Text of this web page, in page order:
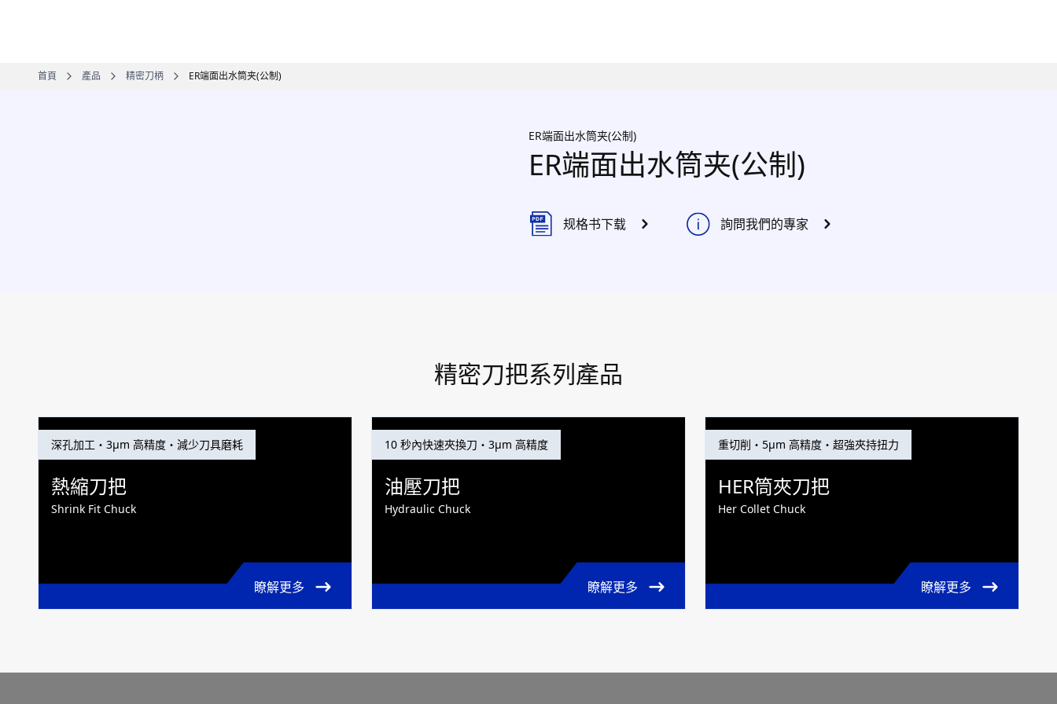
首頁 產品 精密刀柄 ER端面出水筒夹(公制)
ER端面出水筒夹(公制)
ER端面出水筒夹(公制)
规格书下载 詢問我們的專家
精密刀把系列產品
深孔加工・3μm 高精度・減少刀具磨耗
熱縮刀把
Shrink Fit Chuck
瞭解更多
10 秒內快速夾換刀・3μm 高精度
油壓刀把
Hydraulic Chuck
瞭解更多
重切削・5μm 高精度・超強夾持扭力
HER筒夾刀把
Her Collet Chuck
瞭解更多